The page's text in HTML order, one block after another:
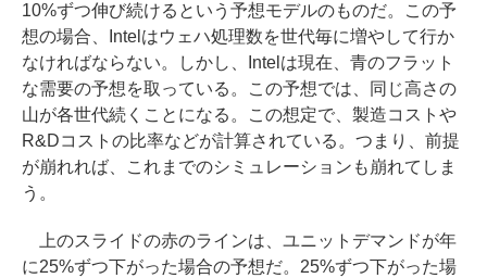
10%ずつ伸び続けるという予想モデルのものだ。この予
想の場合、Intelはウェハ処理数を世代毎に増やして行か
なければならない。しかし、Intelは現在、青のフラット
な需要の予想を取っている。この予想では、同じ高さの
山が各世代続くことになる。この想定で、製造コストや
R&Dコストの比率などが計算されている。つまり、前提
が崩れれば、これまでのシミュレーションも崩れてしま
う。
上のスライドの赤のラインは、ユニットデマンドが年
に25%ずつ下がった場合の予想だ。25%ずつ下がった場